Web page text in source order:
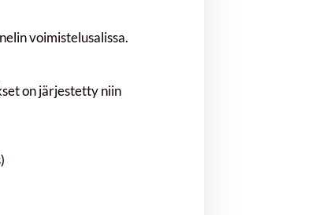
voimistelusalissa.
on järjestetty niin